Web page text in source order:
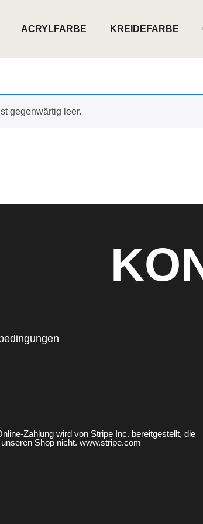
ACRYLFARBE KREIDEFARBE
gegenwärtig leer.
Zahlung wird von Stripe Inc. bereitgestellt, die
Shop nicht. www.stripe.com